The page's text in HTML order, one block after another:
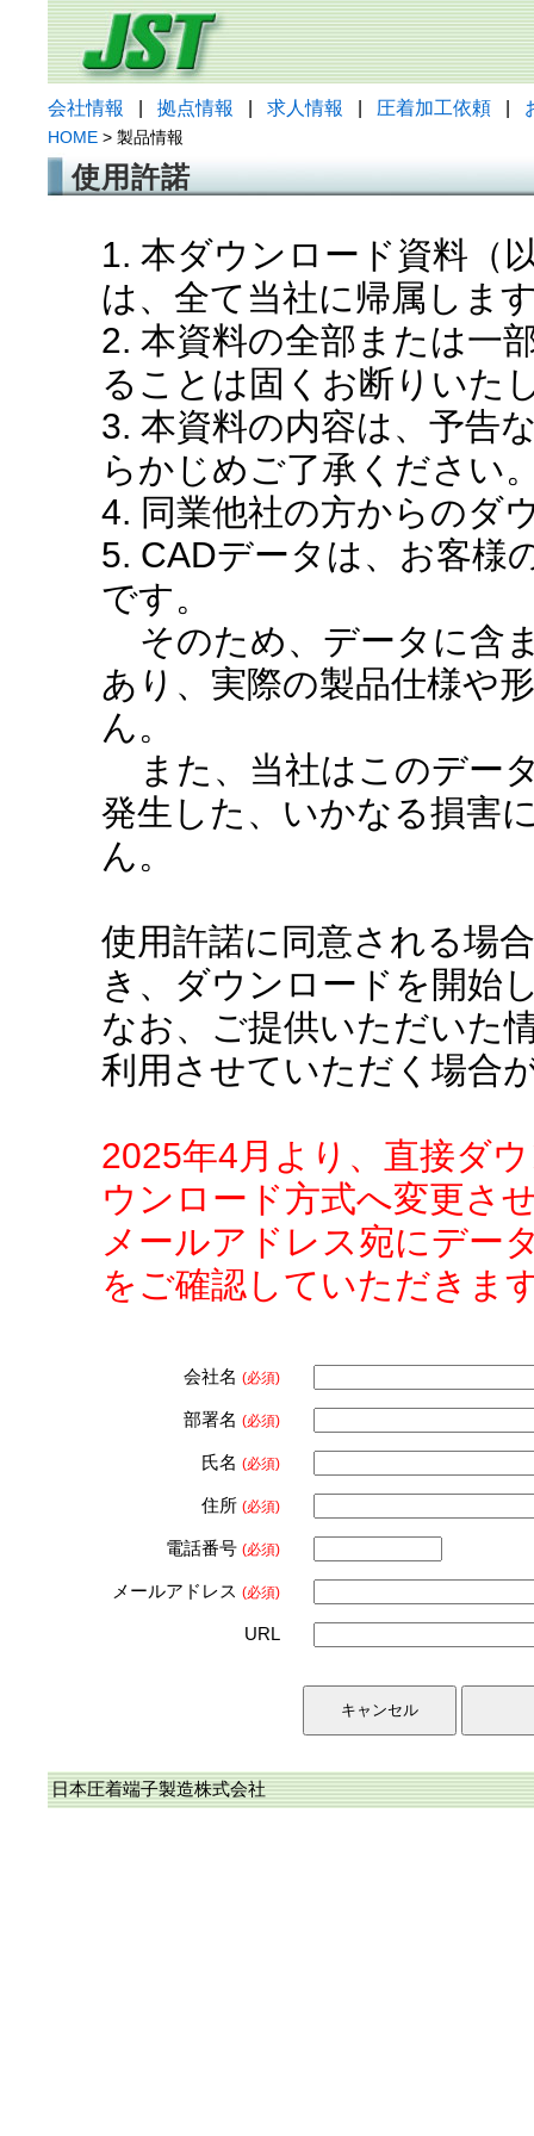
会社情報 拠点情報 求人情報 圧着加工依頼
HOME > 製品情報
使用許諾
1. 本ダウンロード資料（
は、全て当社に帰属しま
2. 本資料の全部または一
ることは固くお断りいた
3. 本資料の内容は、予告
らかじめご了承ください
4. 同業他社の方からのダ
5. CADデータは、お客様
です。
そのため、データに含
あり、実際の製品仕様や
ん。
また、当社はこのデー
発生した、いかなる損害
ん。
使用許諾に同意される場
き、ダウンロードを開始
なお、ご提供いただいた
利用させていただく場合
2025年4月より、直接ダ
ウンロード方式へ変更さ
メールアドレス宛にデー
をご確認していただきま
会社名 (必須)
部署名 (必須)
氏名 (必須)
住所 (必須)
電話番号 (必須)
メールアドレス (必須)
URL
日本圧着端子製造株式会社